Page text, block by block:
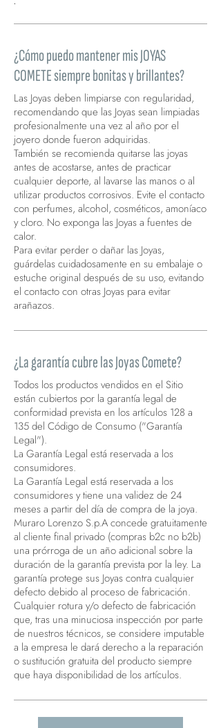
¿Cómo puedo mantener mis JOYAS
COMETE siempre bonitas y brillantes?
Las Joyas deben limpiarse con regularidad,
recomendando que las Joyas sean limpiadas
profesionalmente una vez al año por el
joyero donde fueron adquiridas.
También se recomienda quitarse las joyas
antes de acostarse, antes de practicar
cualquier deporte, al lavarse las manos o al
utilizar productos corrosivos. Evite el contacto
con perfumes, alcohol, cosméticos, amoníaco
y cloro. No exponga las Joyas a fuentes de
calor.
Para evitar perder o dañar las Joyas,
guárdelas cuidadosamente en su embalaje o
estuche original después de su uso, evitando
el contacto con otras Joyas para evitar
arañazos.
¿La garantía cubre las Joyas Comete?
Todos los productos vendidos en el Sitio
están cubiertos por la garantía legal de
conformidad prevista en los artículos 128 a
135 del Código de Consumo ("Garantía
Legal").
La Garantía Legal está reservada a los
consumidores.
La Garantía Legal está reservada a los
consumidores y tiene una validez de 24
meses a partir del día de compra de la joya.
Muraro Lorenzo S.p.A concede gratuitamente
al cliente final privado (compras b2c no b2b)
una prórroga de un año adicional sobre la
duración de la garantía prevista por la ley. La
garantía protege sus Joyas contra cualquier
defecto debido al proceso de fabricación.
Cualquier rotura y/o defecto de fabricación
que, tras una minuciosa inspección por parte
de nuestros técnicos, se considere imputable
a la empresa le dará derecho a la reparación
o sustitución gratuita del producto siempre
que haya disponibilidad de los artículos.